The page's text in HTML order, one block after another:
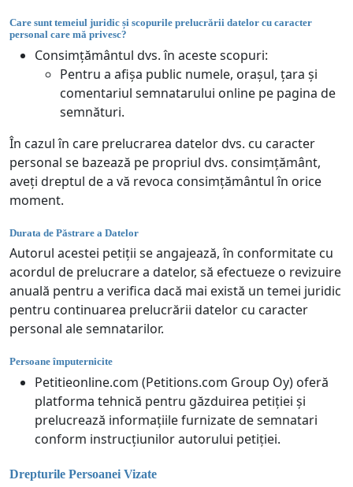
Care sunt temeiul juridic și scopurile prelucrării datelor cu caracter
personal care mă privesc?
Consimțământul dvs. în aceste scopuri:
Pentru a afișa public numele, orașul, țara și
comentariul semnatarului online pe pagina de
semnături.
În cazul în care prelucrarea datelor dvs. cu caracter
personal se bazează pe propriul dvs. consimțământ,
aveți dreptul de a vă revoca consimțământul în orice
moment.
Durata de Păstrare a Datelor
Autorul acestei petiții se angajează, în conformitate cu
acordul de prelucrare a datelor, să efectueze o revizuire
anuală pentru a verifica dacă mai există un temei juridic
pentru continuarea prelucrării datelor cu caracter
personal ale semnatarilor.
Persoane împuternicite
Petitieonline.com (Petitions.com Group Oy) oferă
platforma tehnică pentru găzduirea petiției și
prelucrează informațiile furnizate de semnatari
conform instrucțiunilor autorului petiției.
Drepturile Persoanei Vizate